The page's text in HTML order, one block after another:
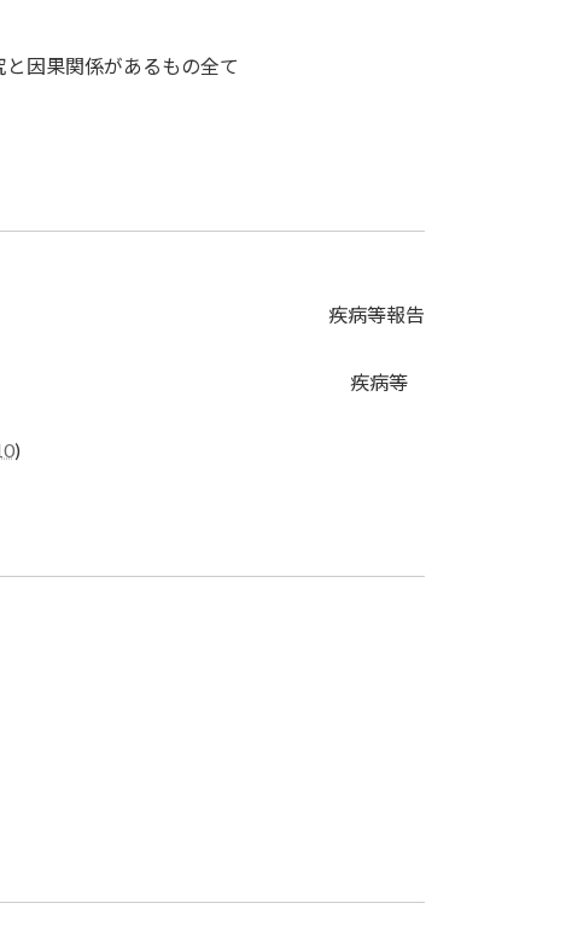
因果関係があるもの全て
等報告
疾病等
)